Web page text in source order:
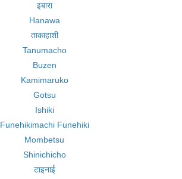
इबारा
Hanawa
ताकाहाशी
Tanumacho
Buzen
Kamimaruko
Gotsu
Ishiki
Funehikimachi Funehiki
Mombetsu
Shinichicho
टाइनाई